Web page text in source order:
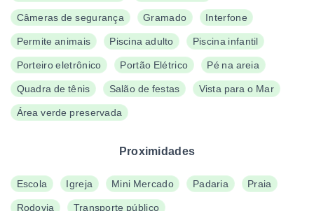
Câmeras de segurança Gramado Interfone
Permite animais Piscina adulto Piscina infantil
Porteiro eletrônico Portão Elétrico Pé na areia
Quadra de tênis Salão de festas Vista para o Mar
Área verde preservada
Proximidades
Escola Igreja Mini Mercado Padaria Praia
Rodovia Transporte público